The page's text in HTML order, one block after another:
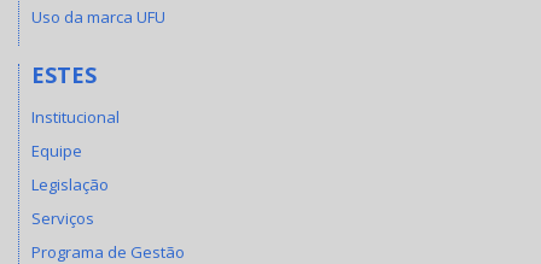
Uso da marca UFU
ESTES
Institucional
Equipe
Legislação
Serviços
Programa de Gestão